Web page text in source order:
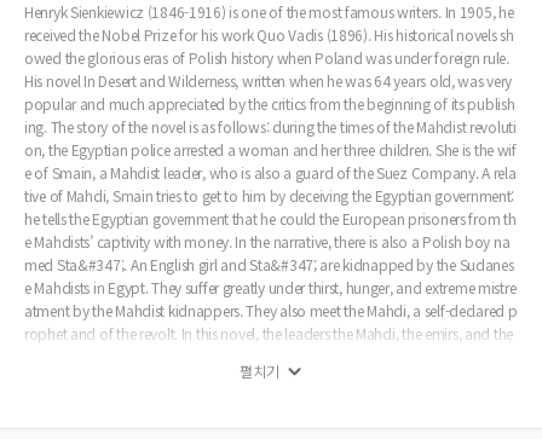
Henryk Sienkiewicz (1846-1916) is one of the most famous writers. In 1905, he
received the Nobel Prize for his work Quo Vadis (1896). His historical novels sh
owed the glorious eras of Polish history when Poland was under foreign rule.
His novel In Desert and Wilderness, written when he was 64 years old, was very
popular and much appreciated by the critics from the beginning of its publish
ing. The story of the novel is as follows: during the times of the Mahdist revoluti
on, the Egyptian police arrested a woman and her three children. She is the wif
e of Smain, a Mahdist leader, who is also a guard of the Suez Company. A rela
tive of Mahdi, Smain tries to get to him by deceiving the Egyptian government:
he tells the Egyptian government that he could the European prisoners from th
e Mahdists’ captivity with money. In the narrative, there is also a Polish boy na
med Sta&#347;. An English girl and Sta&#347; are kidnapped by the Sudanes
e Mahdists in Egypt. They suffer greatly under thirst, hunger, and extreme mistre
atment by the Mahdist kidnappers. They also meet the Mahdi, a self-declared p
rophet and of the revolt. In this novel, the leaders the Mahdi, the emirs, and the
o not follow the rules themselves. His followers, the Mahdist Sudanese kidnap
o cruel as shown in their behavior toward the two children. It is a Greek Islamit
펼치기